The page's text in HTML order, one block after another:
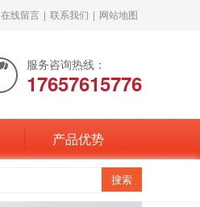
在线留言 | 联系我们 | 网站地图
服务咨询热线：
17657615776
产品优势